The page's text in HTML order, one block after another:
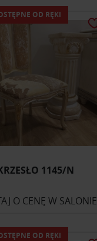
1145/N
O CENĘ W SALONIE
OD RĘKI
OD RĘKI